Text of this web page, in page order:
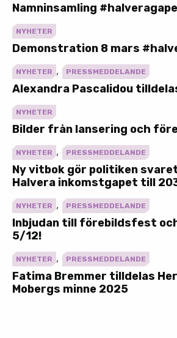
Namninsamling
NYHETER
Demonstration 8 mars
NYHETER , PRESSMEDDELANDE
Alexandra Pascalidou
NYHETER
Bilder från lansering och
NYHETER , PRESSMEDDELANDE
Ny vitbok gör politiken
Halvera inkomstgapet till
NYHETER , PRESSMEDDELANDE
Inbjudan till förebildsfest
5/12!
NYHETER , PRESSMEDDELANDE
Fatima Bremmer tilldelas
Mobergs minne 2025